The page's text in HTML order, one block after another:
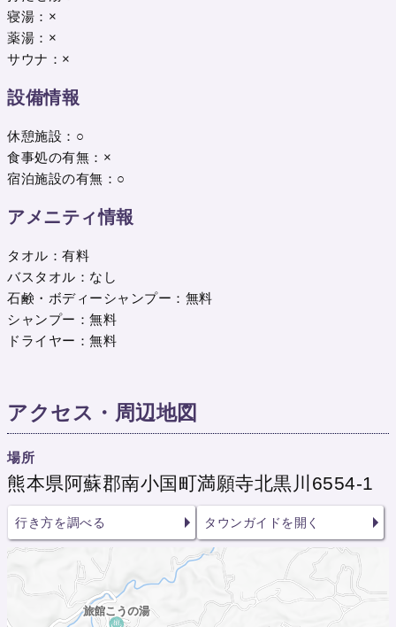
寝湯：×
薬湯：×
サウナ：×
設備情報
休憩施設：○
食事処の有無：×
宿泊施設の有無：○
アメニティ情報
タオル：有料
バスタオル：なし
石鹸・ボディーシャンプー：無料
シャンプー：無料
ドライヤー：無料
アクセス・周辺地図
場所
熊本県阿蘇郡南小国町満願寺北黒川6554-1
行き方を調べる タウンガイドを開く